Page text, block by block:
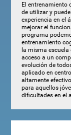
El entrenamiento
de utilizar y
experiencia en el
mejorar el
programa
entrenamiento
la misma escuela
acceso a un
evolución de
aplicado en
altamente
para aquellos
dificultades en el